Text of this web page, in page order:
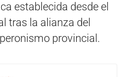
establecida desde el
tras la alianza del
provincial.